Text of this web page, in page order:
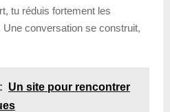
tu réduis fortement les
conversation se construit,
Un site pour rencontrer